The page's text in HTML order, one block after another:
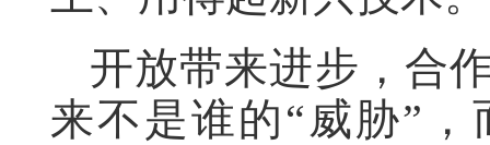
开放带来进步，合
来不是谁的“威胁”